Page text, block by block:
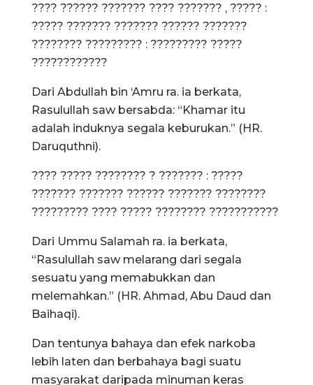
???? ?????? ??????? ???? ??????? , ????? :
????? ??????? ??????? ?????? ???????
???????? ????????? : ????????? ?????
????????????
Dari Abdullah bin ‘Amru ra. ia berkata,
Rasulullah saw bersabda: “Khamar itu
adalah induknya segala keburukan.” (HR.
Daruquthni).
???? ????? ???????? ? ??????? : ?????
??????? ??????? ?????? ??????? ????????
????????? ???? ????? ???????? ???????????
Dari Ummu Salamah ra. ia berkata,
“Rasulullah saw melarang dari segala
sesuatu yang memabukkan dan
melemahkan.” (HR. Ahmad, Abu Daud dan
Baihaqi).
Dan tentunya bahaya dan efek narkoba
lebih laten dan berbahaya bagi suatu
masyarakat daripada minuman keras